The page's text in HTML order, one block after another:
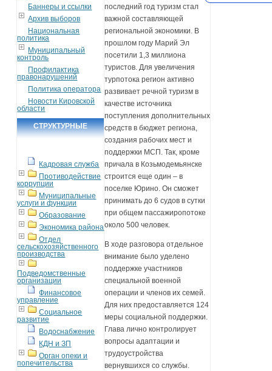
Баннеры и ссылки
Архив выборов
Национальная
политика
Муниципальный
контроль
Профилактика
правонарушений
Политика оператора
Новости Кировской
области
СТРУКТУРНЫЕ
Кадровая служба
Противодействие
коррупции
Муниципальные
услуги и функции
Образование
Экономика района
Отдел
сельскохозяйственного
производства
Подведомственные
организации
Финансовое
управление
Социальное
развитие
Водоснабжение
КДН и ЗП
Орган опеки и
попечительства
последний год туризм стал
важной составляющей
региональной экономики. В
прошлом году Марий Эл
посетили 1,3 миллиона
туристов. Для увеличения
турпотока регион активно
развивает речной туризм в
качестве источника
поступления дополнительных
средств в бюджет региона,
создания рабочих мест и
поддержки МСП. Так, кроме
причала в Козьмодемьянске
строится еще один – в
поселке Юрино. Он сможет
принимать до 6 судов в сутки
при общем пассажиропотоке
около 500 человек.
В ходе разговора отдельное
внимание было уделено
поддержке участников
специальной военной
операции и членов их семей.
Для них предоставляется 124
меры социальной поддержки.
Глава лично контролирует
вопросы адаптации и
трудоустройства
вернувшихся со службы.